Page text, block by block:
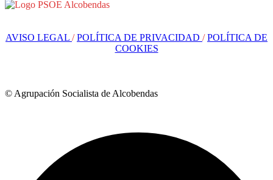
AVISO LEGAL /POLÍTICA DE PRIVACIDAD /POLÍTICA DE
COOKIES
© Agrupación Socialista de Alcobendas